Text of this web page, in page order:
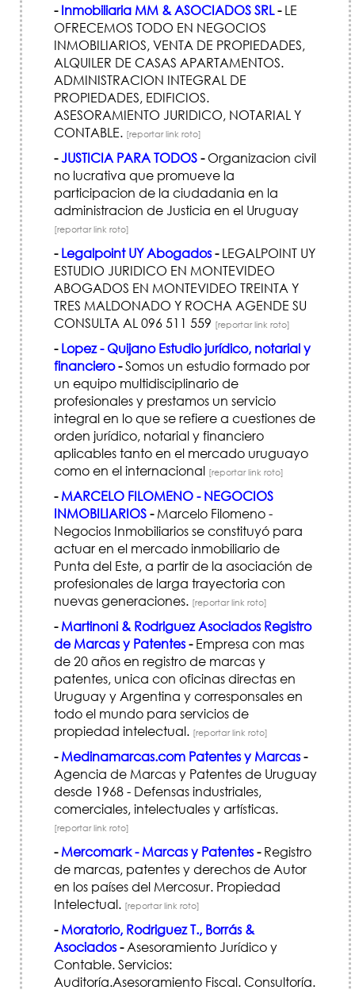
- Inmobiliaria MM & ASOCIADOS SRL-LE
OFRECEMOS TODO EN NEGOCIOS
INMOBILIARIOS, VENTA DE PROPIEDADES,
ALQUILER DE CASAS APARTAMENTOS.
ADMINISTRACION INTEGRAL DE
PROPIEDADES, EDIFICIOS.
ASESORAMIENTO JURIDICO, NOTARIAL Y
CONTABLE. [reportar link roto]
-JUSTICIA PARA TODOS-Organizacion civil
no lucrativa que promueve la
participacion de la ciudadania en la
administracion de Justicia en el Uruguay
[reportar link roto]
- Legalpoint UY Abogados-LEGALPOINT UY
ESTUDIO JURI­DICO EN MONTEVIDEO
ABOGADOS EN MONTEVIDEO TREINTA Y
TRES MALDONADO Y ROCHA AGENDE SU
CONSULTA AL 096 511 559 [reportar link roto]
- Lopez - Quijano Estudio jurídico, notarial y
financiero-Somos un estudio formado por
un equipo multidisciplinario de
profesionales y prestamos un servicio
integral en lo que se refiere a cuestiones de
orden jurídico, notarial y financiero
aplicables tanto en el mercado uruguayo
como en el internacional [reportar link roto]
- MARCELO FILOMENO - NEGOCIOS
INMOBILIARIOS-Marcelo Filomeno -
Negocios Inmobiliarios se constituyó para
actuar en el mercado inmobiliario de
Punta del Este, a partir de la asociación de
profesionales de larga trayectoria con
nuevas generaciones. [reportar link roto]
- Martinoni & Rodriguez Asociados Registro
de Marcas y Patentes-Empresa con mas
de 20 años en registro de marcas y
patentes, unica con oficinas directas en
Uruguay y Argentina y corresponsales en
todo el mundo para servicios de
propiedad intelectual. [reportar link roto]
- Medinamarcas.com Patentes y Marcas-
Agencia de Marcas y Patentes de Uruguay
desde 1968 - Defensas industriales,
comerciales, intelectuales y artísticas.
[reportar link roto]
- Mercomark - Marcas y Patentes-Registro
de marcas, patentes y derechos de Autor
en los países del Mercosur. Propiedad
Intelectual. [reportar link roto]
- Moratorio, Rodriguez T., Borrás &
Asociados-Asesoramiento Jurídico y
Contable. Servicios:
Auditoría.Asesoramiento Fiscal. Consultoría.